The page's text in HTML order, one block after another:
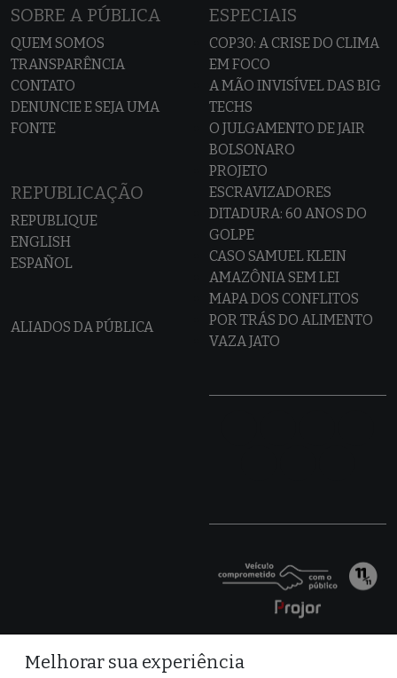
SOBRE A PÚBLICA
QUEM SOMOS
TRANSPARÊNCIA
CONTATO
DENUNCIE E SEJA UMA
FONTE
REPUBLICAÇÃO
REPUBLIQUE
ENGLISH
ESPAÑOL
ALIADOS DA PÚBLICA
ESPECIAIS
COP30: A CRISE DO CLIMA
EM FOCO
A MÃO INVISÍVEL DAS BIG
TECHS
O JULGAMENTO DE JAIR
BOLSONARO
PROJETO
ESCRAVIZADORES
DITADURA: 60 ANOS DO
GOLPE
CASO SAMUEL KLEIN
AMAZÔNIA SEM LEI
MAPA DOS CONFLITOS
POR TRÁS DO ALIMENTO
VAZA JATO
Melhorar sua experiência